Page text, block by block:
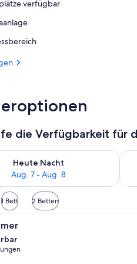
verfügbar
die Verfügbarkeit für
Heute Nacht
Aug. 7 - Aug. 8
Verfügbarkeit für heute
1 Bett 2 Betten
Basic-Zimmer |